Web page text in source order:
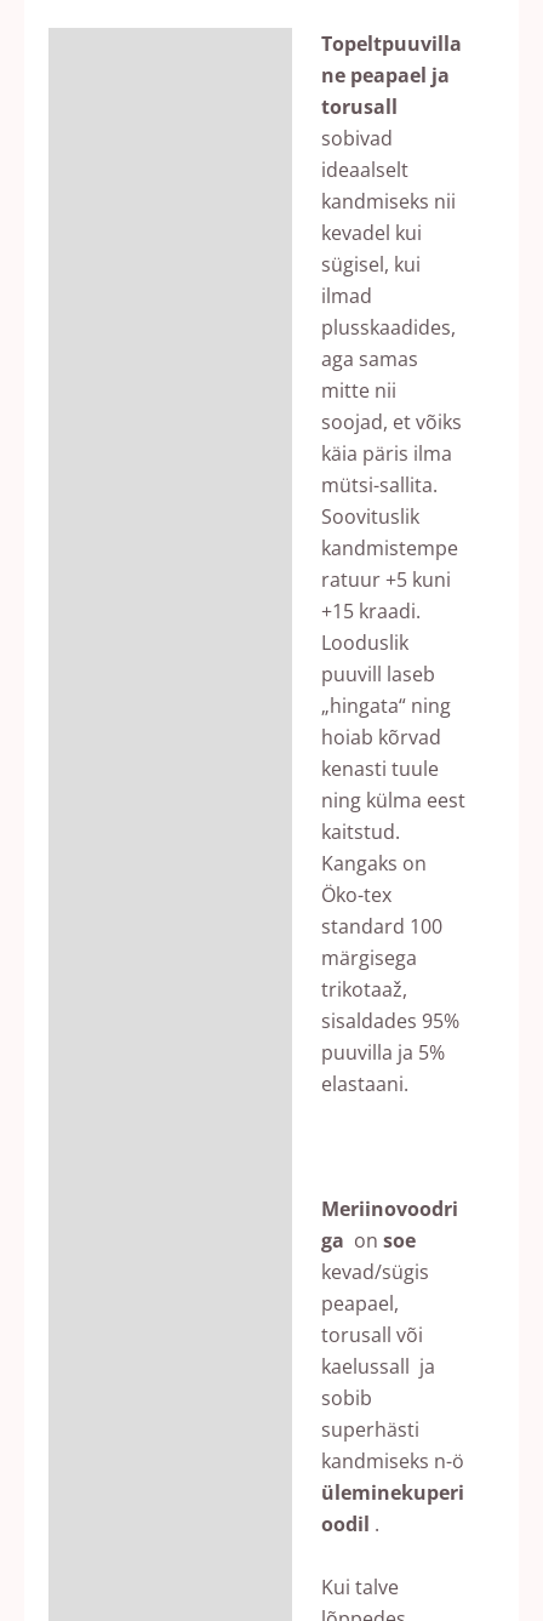
Topeltpuuvilla
ne peapael ja
torusall
sobivad
ideaalselt
kandmiseks nii
kevadel kui
sügisel, kui
ilmad
plusskaadides,
aga samas
mitte nii
soojad, et võiks
käia päris ilma
mütsi-sallita.
Soovituslik
kandmistempe
ratuur +5 kuni
+15 kraadi.
Looduslik
puuvill laseb
„hingata“ ning
hoiab kõrvad
kenasti tuule
ning külma eest
kaitstud.
Kangaks on
Öko-tex
standard 100
märgisega
trikotaaž,
sisaldades 95%
puuvilla ja 5%
elastaani.
Meriinovoodri
ga on soe
kevad/sügis
peapael,
torusall või
kaelussall ja
sobib
superhästi
kandmiseks n-ö
üleminekuperi
oodil .
Kui talve